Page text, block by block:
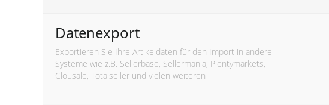
Datenexport
Exportieren Sie Ihre Artikeldaten für den Import in andere
Systeme wie z.B. Sellerbase, Sellermania, Plentymarkets,
Clousale, Totalseller und vielen weiteren